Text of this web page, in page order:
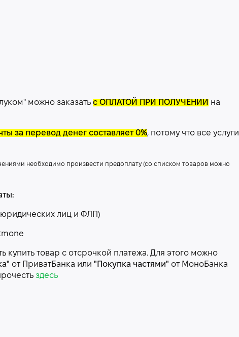
можно заказать с ОПЛАТОЙ ПРИ ПОЛУЧЕНИИ на
за перевод денег составляет 0%, потому что все услуги
необходимо произвести предоплату (со списком товаров можно
юридических лиц и ФЛП)
купить товар с отсрочкой платежа. Для этого можно
от ПриватБанка или "Покупка частями" от МоноБанка
здесь